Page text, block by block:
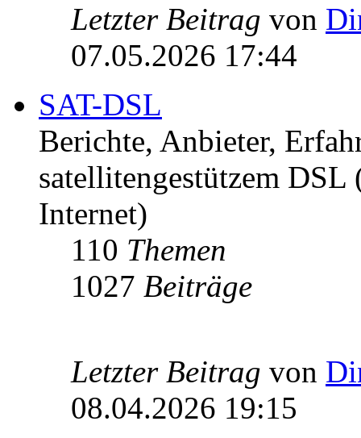
Letzter Beitrag von
07.05.2026 17:44
SAT-DSL
Berichte, Anbieter,
satellitengestützem
Internet)
110 Themen
1027 Beiträge
Letzter Beitrag von
08.04.2026 19:15